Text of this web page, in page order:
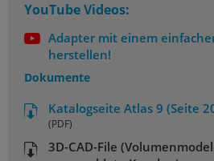
YouTube Videos:
Adapter mit einem
herstellen!
Dokumente
Katalogseite Atlas 9 (Seite
(PDF)
3D-CAD-File